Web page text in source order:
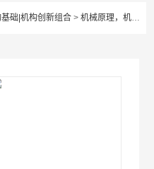
础|机构创新组合 >机械原理，机构系列